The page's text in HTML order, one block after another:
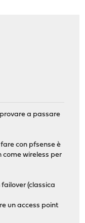
a passare
con pfsense è
come wireless per
(classica
un access point